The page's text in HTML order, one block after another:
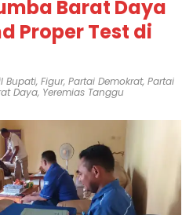
Barat Daya
Proper Test di
Bupati, Figur, Partai Demokrat, Partai
Daya, Yeremias Tanggu